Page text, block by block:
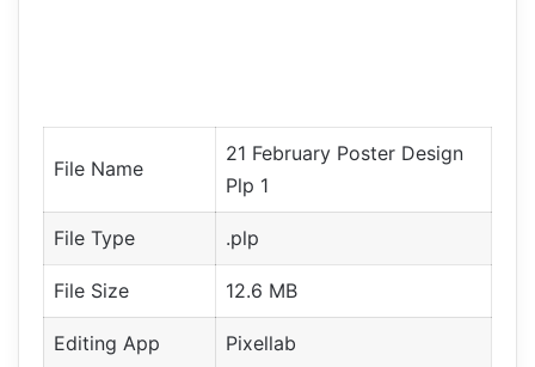
File Name
21 February Poster Design
Plp 1
File Type .plp
File Size 12.6 MB
Editing App Pixellab